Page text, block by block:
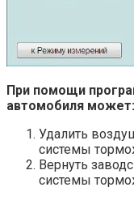
При помощи
автомобиля может:
Удалить
системы
Вернуть
системы